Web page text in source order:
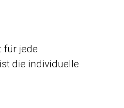
für jede
die individuelle